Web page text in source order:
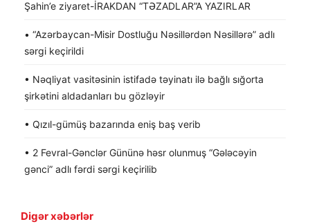
Şahin’e ziyaret-İRAKDAN “TƏZADLAR”A YAZIRLAR
• “Azərbaycan-Misir Dostluğu Nəsillərdən Nəsillərə” adlı
sərgi keçirildi
• Nəqliyat vasitəsinin istifadə təyinatı ilə bağlı sığorta
şirkətini aldadanları bu gözləyir
• Qızıl-gümüş bazarında eniş baş verib
• 2 Fevral-Gənclər Gününə həsr olunmuş “Gələcəyin
gənci” adlı fərdi sərgi keçirilib
Digər xəbərlər